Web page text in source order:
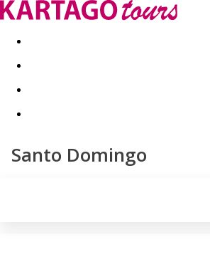
Last minute Dovolenkové kluby
Santo Domingo